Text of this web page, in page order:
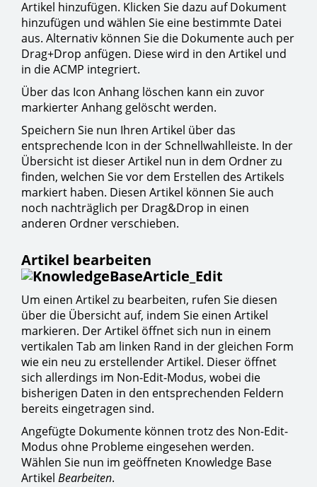
Artikel hinzufügen. Klicken Sie dazu auf Dokument
hinzufügen und wählen Sie eine bestimmte Datei
aus. Alternativ können Sie die Dokumente auch per
Drag+Drop anfügen. Diese wird in den Artikel und
in die ACMP integriert.
Über das Icon Anhang löschen kann ein zuvor
markierter Anhang gelöscht werden.
Speichern Sie nun Ihren Artikel über das
entsprechende Icon in der Schnellwahlleiste. In der
Übersicht ist dieser Artikel nun in dem Ordner zu
finden, welchen Sie vor dem Erstellen des Artikels
markiert haben. Diesen Artikel können Sie auch
noch nachträglich per Drag&Drop in einen
anderen Ordner verschieben.
Artikel bearbeiten
Um einen Artikel zu bearbeiten, rufen Sie diesen
über die Übersicht auf, indem Sie einen Artikel
markieren. Der Artikel öffnet sich nun in einem
vertikalen Tab am linken Rand in der gleichen Form
wie ein neu zu erstellender Artikel. Dieser öffnet
sich allerdings im Non-Edit-Modus, wobei die
bisherigen Daten in den entsprechenden Feldern
bereits eingetragen sind.
Angefügte Dokumente können trotz des Non-Edit-
Modus ohne Probleme eingesehen werden.
Wählen Sie nun im geöffneten Knowledge Base
Artikel Bearbeiten.